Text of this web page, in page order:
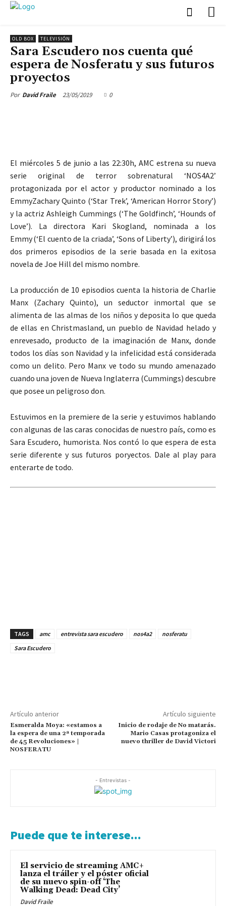
OLD BOX TELEVISIÓN
Sara Escudero nos cuenta qué
espera de Nosferatu y sus futuros
proyectos
Por David Fraile 23/05/2019 0
El miércoles 5 de junio a las 22:30h, AMC estrena su nueva
serie original de terror sobrenatural ‘NOS4A2’
protagonizada por el actor y productor nominado a los
EmmyZachary Quinto (‘Star Trek’, ‘American Horror Story’)
y la actriz Ashleigh Cummings (‘The Goldfinch’, ‘Hounds of
Love’). La directora Kari Skogland, nominada a los
Emmy(‘El cuento de la criada’, ‘Sons of Liberty’), dirigirá los
dos primeros episodios de la serie basada en la exitosa
novela de Joe Hill del mismo nombre.
La producción de 10 episodios cuenta la historia de Charlie
Manx (Zachary Quinto), un seductor inmortal que se
alimenta de las almas de los niños y deposita lo que queda
de ellas en Christmasland, un pueblo de Navidad helado y
enrevesado, producto de la imaginación de Manx, donde
todos los días son Navidad y la infelicidad está considerada
como un delito. Pero Manx ve todo su mundo amenazado
cuando una joven de Nueva Inglaterra (Cummings) descubre
que posee un peligroso don.
Estuvimos en la premiere de la serie y estuvimos hablando
con algunas de las caras conocidas de nuestro país, como es
Sara Escudero, humorista. Nos contó lo que espera de esta
serie diferente y sus futuros poryectos. Dale al play para
enterarte de todo.
TAGS amc entrevista sara escudero nos4a2
nosferatu
Sara Escudero
Artículo anterior
Esmeralda Moya: «estamos a
la espera de una 2ª temporada
de 45 Revoluciones» |
NOSFERATU
Artículo siguiente
Inicio de rodaje de No matarás.
Mario Casas protagoniza el
nuevo thriller de David Victori
- Entrevistas -
Puede que te interese...
El servicio de streaming AMC+
lanza el tráiler y el póster oficial
de su nuevo spin-off ‘The
Walking Dead: Dead City’
David Fraile